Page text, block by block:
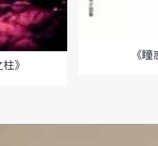
》
《瞳